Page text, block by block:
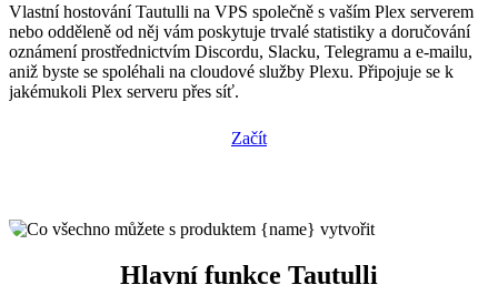
Vlastní hostování Tautulli na VPS společně s vaším Plex serverem
nebo odděleně od něj vám poskytuje trvalé statistiky a doručování
oznámení prostřednictvím Discordu, Slacku, Telegramu a e-mailu,
aniž byste se spoléhali na cloudové služby Plexu. Připojuje se k
jakémukoli Plex serveru přes síť.
Začít
Hlavní funkce Tautulli